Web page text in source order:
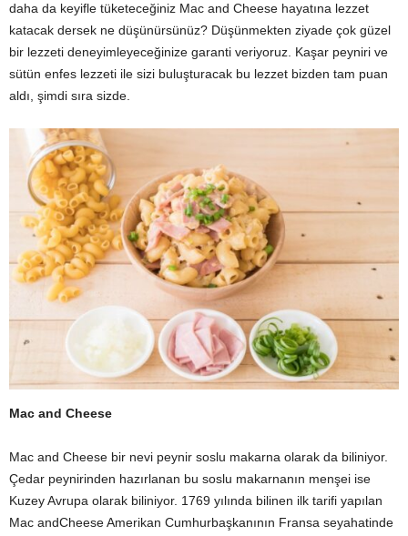
daha da keyifle tüketeceğiniz Mac and Cheese hayatına lezzet
katacak dersek ne düşünürsünüz? Düşünmekten ziyade çok güzel
bir lezzeti deneyimleyeceğinize garanti veriyoruz. Kaşar peyniri ve
sütün enfes lezzeti ile sizi buluşturacak bu lezzet bizden tam puan
aldı, şimdi sıra sizde.
Mac and Cheese
Mac and Cheese bir nevi peynir soslu makarna olarak da biliniyor.
Çedar peynirinden hazırlanan bu soslu makarnanın menşei ise
Kuzey Avrupa olarak biliniyor. 1769 yılında bilinen ilk tarifi yapılan
Mac andCheese Amerikan Cumhurbaşkanının Fransa seyahatinde